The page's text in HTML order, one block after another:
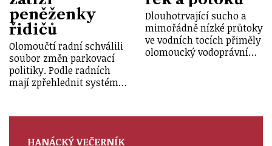
peněženky
řidičů
Olomoučtí radní schválili
soubor změn parkovací
politiky. Podle radních
mají zpřehlednit systém…
Dlouhotrvající sucho a
mimořádně nízké průtoky
ve vodních tocích přiměly
olomoucký vodoprávní…
HANÁCKÝ VEČERNÍK